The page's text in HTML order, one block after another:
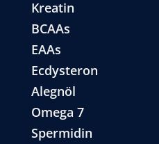
Kreatin
BCAAs
EAAs
Ecdysteron
Alegnöl
Omega 7
Spermidin